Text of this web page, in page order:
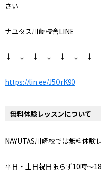
さい
ナユタス川崎校舎LINE
↓ ↓ ↓ ↓ ↓ ↓ ↓
https://lin.ee/J5OrK90
無料体験レッスンについて
NAYUTAS川崎校では無料体験
平日・土日祝日限らず10時～